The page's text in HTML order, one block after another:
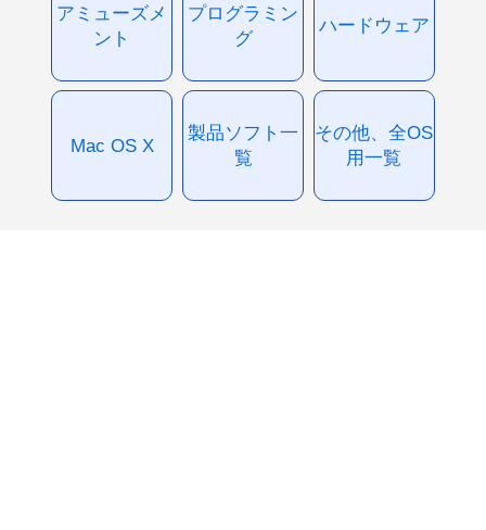
アミューズメ
ント
プログラミン
グ
ハードウェア
Mac OS X
製品ソフト一
覧
その他、全OS
用一覧